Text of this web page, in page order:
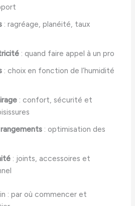
: ragréage, planéité, taux
: quand faire appel à un pro
: choix en fonction de l’humidité
: confort, sécurité et
: optimisation des
: joints, accessoires et
: par où commencer et